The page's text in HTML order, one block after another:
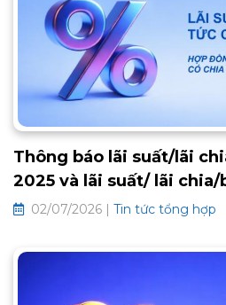
Thông báo lãi suất/lãi
2025 và lãi suất/ lãi
2026 các hợp đồng bảo
02/07/2026 | Tin tức tổng hợp